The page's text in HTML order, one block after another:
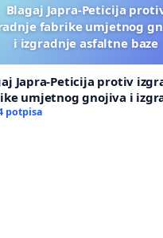
Blagaj Japra-Peticija
fabrike umjetnog
i izgradnje asfaltne baze
Japra-Peticija protiv
umjetnog gnojiva i
baze
potpisa